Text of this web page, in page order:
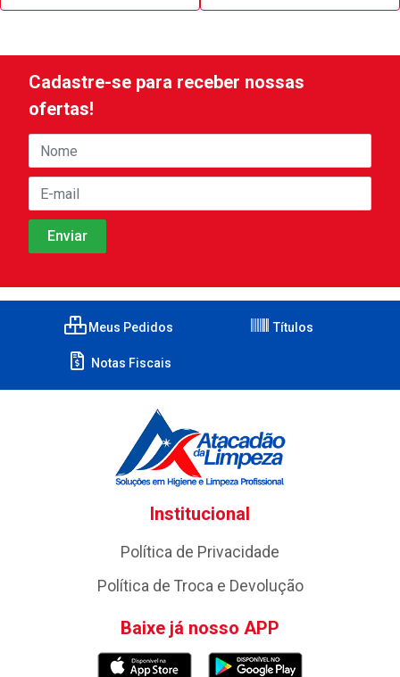
Cadastre-se para receber nossas
ofertas!
Meus Pedidos Títulos
Notas Fiscais
Institucional
Política de Privacidade
Política de Troca e Devolução
Baixe já nosso APP